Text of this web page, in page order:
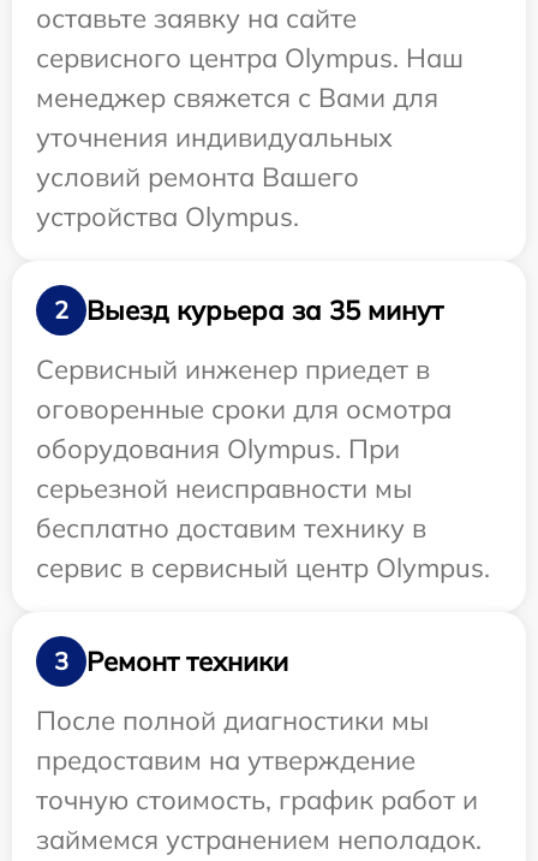
оставьте заявку на сайте
сервисного центра Olympus. Наш
менеджер свяжется с Вами для
уточнения индивидуальных
условий ремонта Вашего
устройства Olympus.
2
Выезд курьера за 35 минут
Сервисный инженер приедет в
оговоренные сроки для осмотра
оборудования Olympus. При
серьезной неисправности мы
бесплатно доставим технику в
сервис в сервисный центр Olympus.
3
Ремонт техники
После полной диагностики мы
предоставим на утверждение
точную стоимость, график работ и
займемся устранением неполадок.